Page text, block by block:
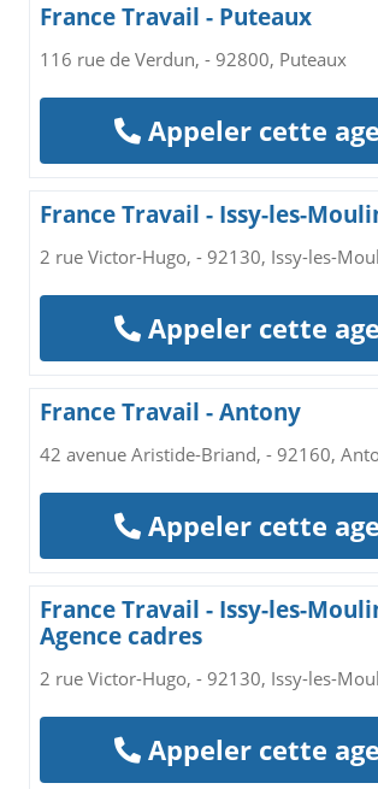
France Travail - Puteaux
116 rue de Verdun, - 92800, Puteaux
Appeler cette
France Travail - Issy-les-
2 rue Victor-Hugo, - 92130, Issy-les-
Appeler cette
France Travail - Antony
42 avenue Aristide-Briand, - 92160,
Appeler cette
France Travail - Issy-les-
Agence cadres
2 rue Victor-Hugo, - 92130, Issy-les-
Appeler cette